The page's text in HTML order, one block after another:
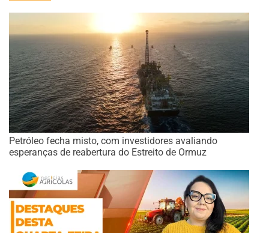
Petróleo fecha misto, com investidores avaliando
esperanças de reabertura do Estreito de Ormuz